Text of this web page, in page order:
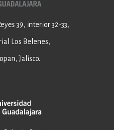
39, interior 32-33,
Los Belenes,
Jalisco.